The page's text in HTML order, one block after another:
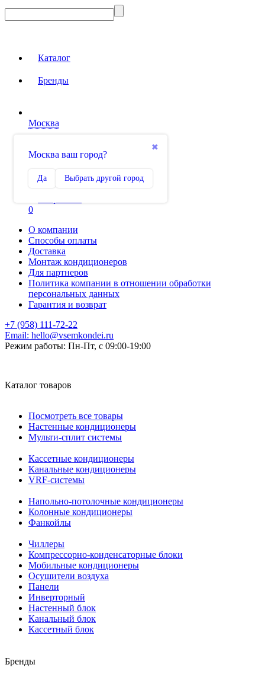
Каталог
Бренды
Москва
✖
Москва ваш город?
Да Выбрать другой город
Сравнение
0
О компании
Способы оплаты
Доставка
Монтаж кондиционеров
Для партнеров
Политика компании в отношении обработки
персональных данных
Гарантия и возврат
+7 (958) 111-72-22
Email: hello@vsemkondei.ru
Режим работы: Пн-Пт, с 09:00-19:00
Каталог товаров
Посмотреть все товары
Настенные кондиционеры
Мульти-сплит системы
Кассетные кондиционеры
Канальные кондиционеры
VRF-системы
Напольно-потолочные кондиционеры
Колонные кондиционеры
Фанкойлы
Чиллеры
Компрессорно-конденсаторные блоки
Мобильные кондиционеры
Осушители воздуха
Панели
Инверторный
Настенный блок
Канальный блок
Кассетный блок
Бренды